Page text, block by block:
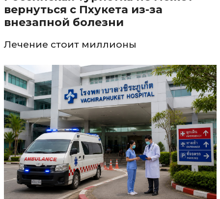
вернуться с Пхукета из-за
внезапной болезни
Лечение стоит миллионы